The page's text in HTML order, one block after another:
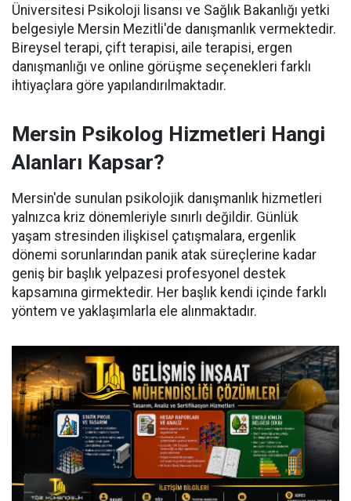
Üniversitesi Psikoloji lisansı ve Sağlık Bakanlığı yetki
belgesiyle Mersin Mezitli'de danışmanlık vermektedir.
Bireysel terapi, çift terapisi, aile terapisi, ergen
danışmanlığı ve online görüşme seçenekleri farklı
ihtiyaçlara göre yapılandırılmaktadır.
Mersin Psikolog Hizmetleri Hangi
Alanları Kapsar?
Mersin'de sunulan psikolojik danışmanlık hizmetleri
yalnızca kriz dönemleriyle sınırlı değildir. Günlük
yaşam stresinden ilişkisel çatışmalara, ergenlik
dönemi sorunlarından panik atak süreçlerine kadar
geniş bir başlık yelpazesi profesyonel destek
kapsamına girmektedir. Her başlık kendi içinde farklı
yöntem ve yaklaşımlarla ele alınmaktadır.